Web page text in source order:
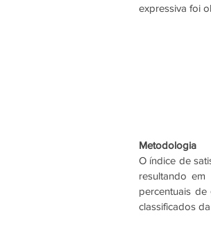
expressiva foi
Metodologia
O índice de
resultando
percentuais de
classificados